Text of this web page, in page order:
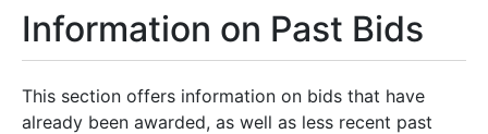
Information on Past Bids
This section offers information on bids that have
already been awarded, as well as less recent past